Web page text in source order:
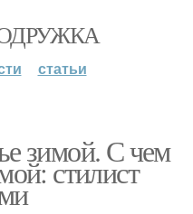
статьи
зимой. С чем
стилист